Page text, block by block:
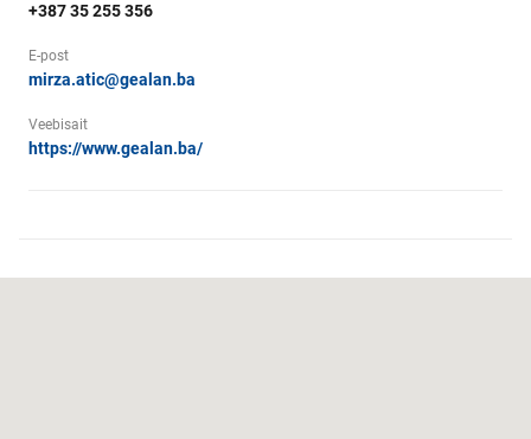
+387 35 255 356
E-post
mirza.atic@gealan.ba
Veebisait
https://www.gealan.ba/